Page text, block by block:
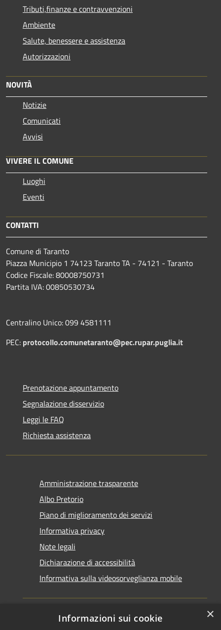
Tributi,finanze e contravvenzioni
Ambiente
Salute, benessere e assistenza
Autorizzazioni
NOVITÀ
Notizie
Comunicati
Avvisi
VIVERE IL COMUNE
Luoghi
Eventi
CONTATTI
Comune di Taranto
Piazza Municipio 1 74123 Taranto TA - 74121 - Taranto
Codice Fiscale: 80008750731
Partita IVA: 00850530734
Centralino Unico: 099 4581111
PEC: protocollo.comunetaranto@pec.rupar.puglia.it
Prenotazione appuntamento
Segnalazione disservizio
Leggi le FAQ
Richiesta assistenza
Amministrazione trasparente
Albo Pretorio
Piano di miglioramento dei servizi
Informativa privacy
Note legali
Dichiarazione di accessibilità
Informativa sulla videosorveglianza mobile
×
Informazioni sui cookie